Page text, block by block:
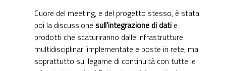
Cuore del meeting, e del progetto stesso, è stata
poi la discussione sull’integrazione di dati e
prodotti che scaturiranno dalle infrastrutture
multidisciplinari implementate e poste in rete, ma
soprattutto sul legame di continuità con tutte le